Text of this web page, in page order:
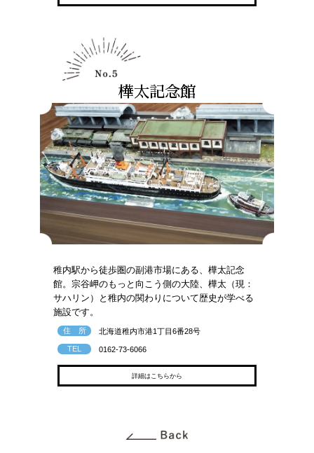
樺太記念館
稚内駅から徒歩圏の副港市場にある、樺太記念
館。宗谷岬のもっと向こう側の大陸、樺太（現：
サハリン）と稚内の関わりについて歴史が学べる
施設です。
住 所 北海道稚内市港1丁目6番28号
TEL 0162-73-6066
詳細はこちらから